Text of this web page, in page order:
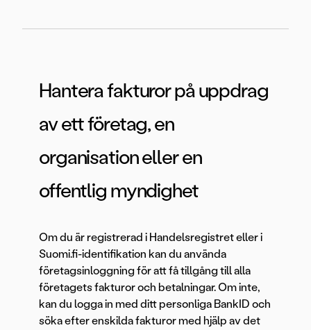
Hantera fakturor på uppdrag
av ett företag, en
organisation eller en
offentlig myndighet
Om du är registrerad i Handelsregistret eller i
Suomi.fi-identifikation kan du använda
företagsinloggning för att få tillgång till alla
företagets fakturor och betalningar. Om inte,
kan du logga in med ditt personliga BankID och
söka efter enskilda fakturor med hjälp av det